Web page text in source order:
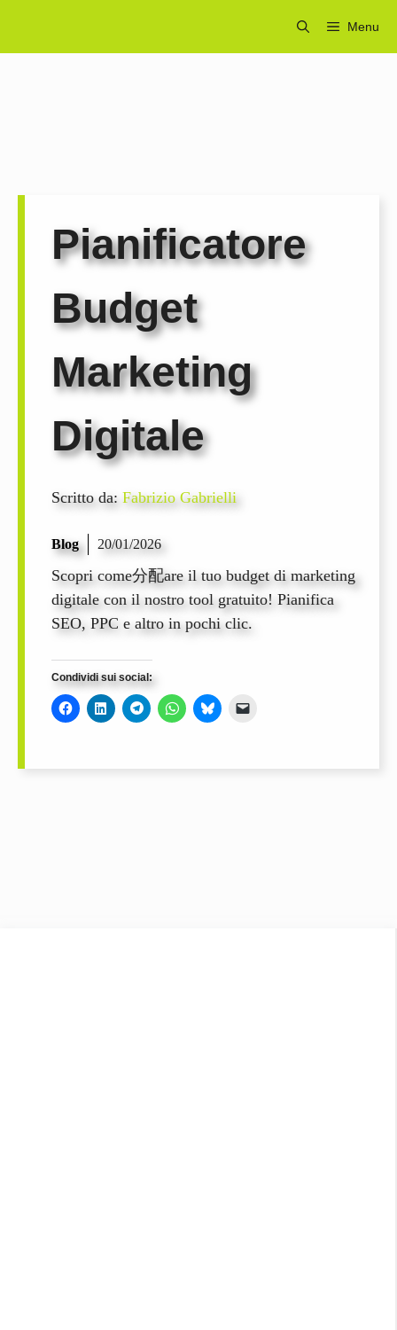
contenuto
Menu
Pianificatore
Budget
Marketing
Digitale
Scritto da: Fabrizio Gabrielli
Blog 20/01/2026
Scopri come分配are il tuo budget di marketing
digitale con il nostro tool gratuito! Pianifica
SEO, PPC e altro in pochi clic.
Condividi sui social: